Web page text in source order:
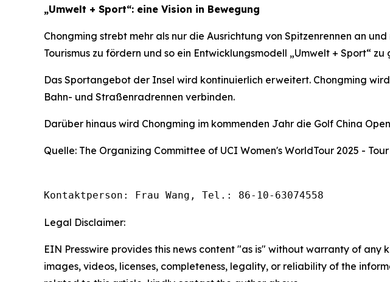
„Umwelt + Sport“: eine Vision in Bewegung
Chongming strebt mehr als nur die Ausrichtung von Spitzenrennen an
Tourismus zu fördern und so ein Entwicklungsmodell „Umwelt + Sport“ zu
Das Sportangebot der Insel wird kontinuierlich erweitert. Chongming
Bahn- und Straßenradrennen verbinden.
Darüber hinaus wird Chongming im kommenden Jahr die Golf China
Quelle: The Organizing Committee of UCI Women's WorldTour 2025 -
Kontaktperson: Frau Wang, Tel.: 86-10-63074558
Legal Disclaimer:
EIN Presswire provides this news content "as is" without warranty of
images, videos, licenses, completeness, legality, or reliability of the